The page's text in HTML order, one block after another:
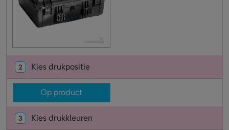
2 Kies drukpositie
Op product
3 Kies drukkleuren